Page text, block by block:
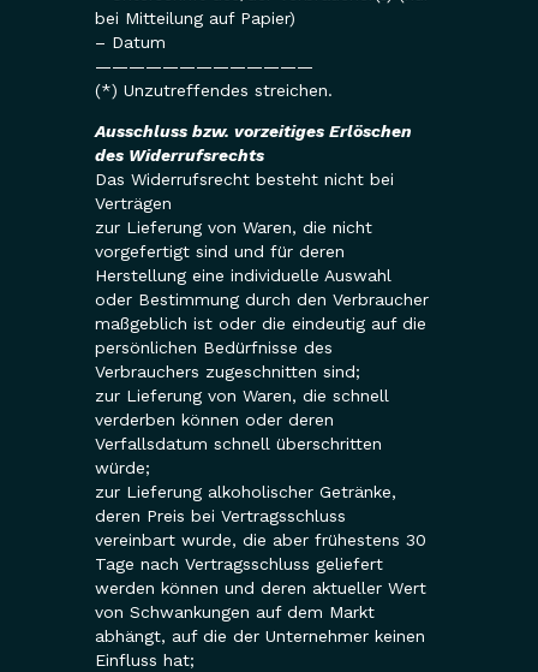
bei Mitteilung auf Papier)
– Datum
—————————————
(*) Unzutreffendes streichen.
Ausschluss bzw. vorzeitiges Erlöschen
des Widerrufsrechts
Das Widerrufsrecht besteht nicht bei
Verträgen
zur Lieferung von Waren, die nicht
vorgefertigt sind und für deren
Herstellung eine individuelle Auswahl
oder Bestimmung durch den Verbraucher
maßgeblich ist oder die eindeutig auf die
persönlichen Bedürfnisse des
Verbrauchers zugeschnitten sind;
zur Lieferung von Waren, die schnell
verderben können oder deren
Verfallsdatum schnell überschritten
würde;
zur Lieferung alkoholischer Getränke,
deren Preis bei Vertragsschluss
vereinbart wurde, die aber frühestens 30
Tage nach Vertragsschluss geliefert
werden können und deren aktueller Wert
von Schwankungen auf dem Markt
abhängt, auf die der Unternehmer keinen
Einfluss hat;